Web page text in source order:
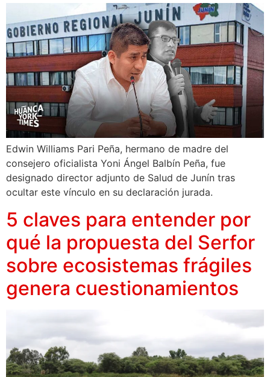
Edwin Williams Pari Peña, hermano de madre del
consejero oficialista Yoni Ángel Balbín Peña, fue
designado director adjunto de Salud de Junín tras
ocultar este vínculo en su declaración jurada.
5 claves para entender por
qué la propuesta del Serfor
sobre ecosistemas frágiles
genera cuestionamientos